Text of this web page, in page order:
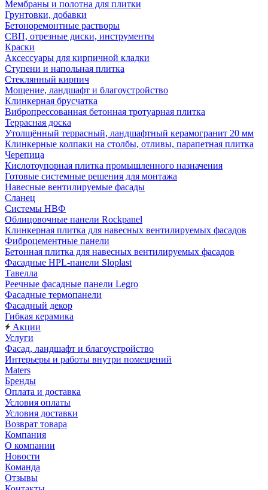
Мембраны и полотна для плитки
Грунтовки, добавки
Бетоноремонтные растворы
СВП, отрезные диски, инструменты
Краски
Аксессуары для кирпичной кладки
Ступени и напольная плитка
Cтеклянный кирпич
Мощение, ландшафт и благоустройство
Клинкерная брусчатка
Вибропрессованная бетонная тротуарная плитка
Террасная доска
Утолщённый террасный, ландшафтный керамогранит 20 мм
Клинкерные колпаки на столбы, отливы, парапетная плитка
Черепица
Кислотоупорная плитка промышленного назначения
Готовые системные решения для монтажа
Навесные вентилируемые фасады
Сланец
Системы НВФ
Облицовочные панели Rockpanel
Клинкерная плитка для навесных вентилируемых фасадов
Фиброцементные панели
Бетонная плитка для навесных вентилируемых фасадов
Фасадные HPL-панели Sloplast
Тавелла
Реечные фасадные панели Legro
Фасадные термопанели
Фасадный декор
Гибкая керамика
Акции
Услуги
Фасад, ландшафт и благоустройство
Интерьеры и работы внутри помещений
Maters
Бренды
Оплата и доставка
Условия оплаты
Условия доставки
Возврат товара
Компания
О компании
Новости
Команда
Отзывы